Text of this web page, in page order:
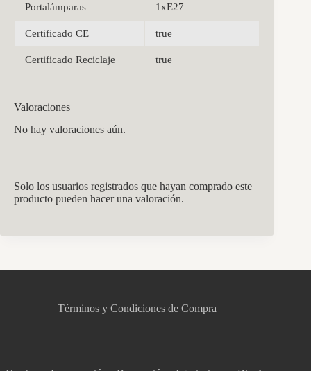
Portalámparas 1xE27
Certificado CE true
Certificado Reciclaje true
Valoraciones
No hay valoraciones aún.
Solo los usuarios registrados que hayan comprado este
producto pueden hacer una valoración.
Términos y Condiciones de Compra
Asistente virtual · En línea